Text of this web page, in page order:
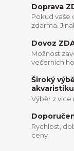
Doprava
Pokud vaše
zdarma.
Dovoz
Možnost
večerních
Široký
Výběr z vice
Rychlost,
ceny